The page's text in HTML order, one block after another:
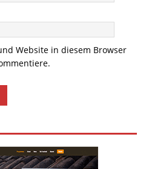
Website in diesem Browser